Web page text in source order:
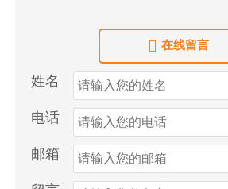
 在线留言
姓名
电话
邮箱